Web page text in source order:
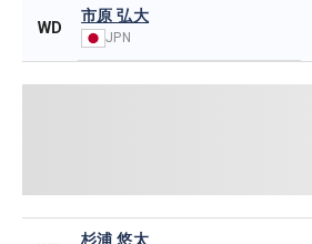
WD
市原 弘大
JPN
杉浦 悠太